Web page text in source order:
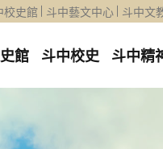
校史館 斗中藝文中心 斗中文
館 斗中校史 斗中精